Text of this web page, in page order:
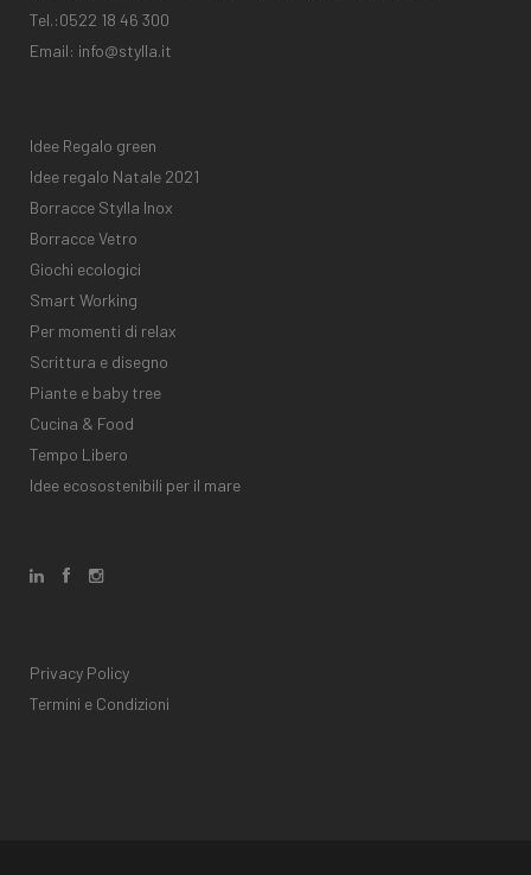
Tel.:0522 18 46 300
Email: info@stylla.it
Idee Regalo green
Idee regalo Natale 2021
Borracce Stylla Inox
Borracce Vetro
Giochi ecologici
Smart Working
Per momenti di relax
Scrittura e disegno
Piante e baby tree
Cucina & Food
Tempo Libero
Idee ecosostenibili per il mare
Privacy Policy
Termini e Condizioni